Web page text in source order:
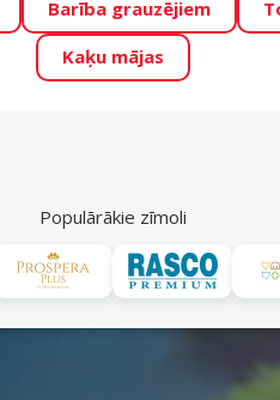
piedāvā lieliskas cenas
ŪSAIŅI”! Varbūt tieši Tavs
Barība grauzējiem
Kaķu mājas
Populārākie zīmoli
Akciju piedāvājumi
augs akvārijam Assorted Aquatic